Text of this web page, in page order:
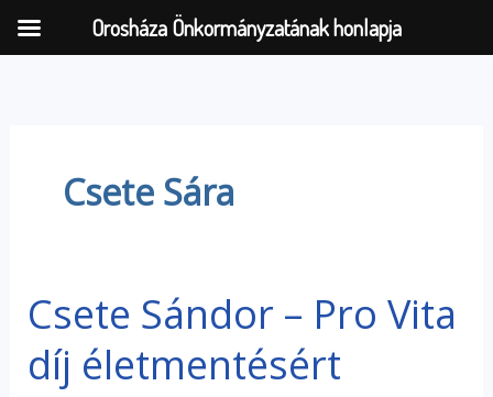
Csete Sára
Csete Sándor – Pro Vita
díj életmentésért
Csete
Sándor
–
Pro
Orosháza Önkormányzatának honlapja